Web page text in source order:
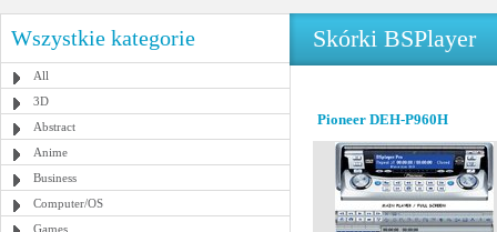
Wszystkie kategorie
All
3D
Abstract
Anime
Business
Computer/OS
Games
Skórki BSPlayer
Pioneer DEH-P960H